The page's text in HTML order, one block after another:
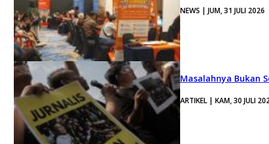
NEWS | JUM, 31 JULI 2026
Masalahnya Bukan
ARTIKEL | KAM, 30 JULI